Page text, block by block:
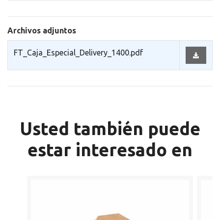
Archivos adjuntos
FT_Caja_Especial_Delivery_1400.pdf
Usted también puede
estar interesado en